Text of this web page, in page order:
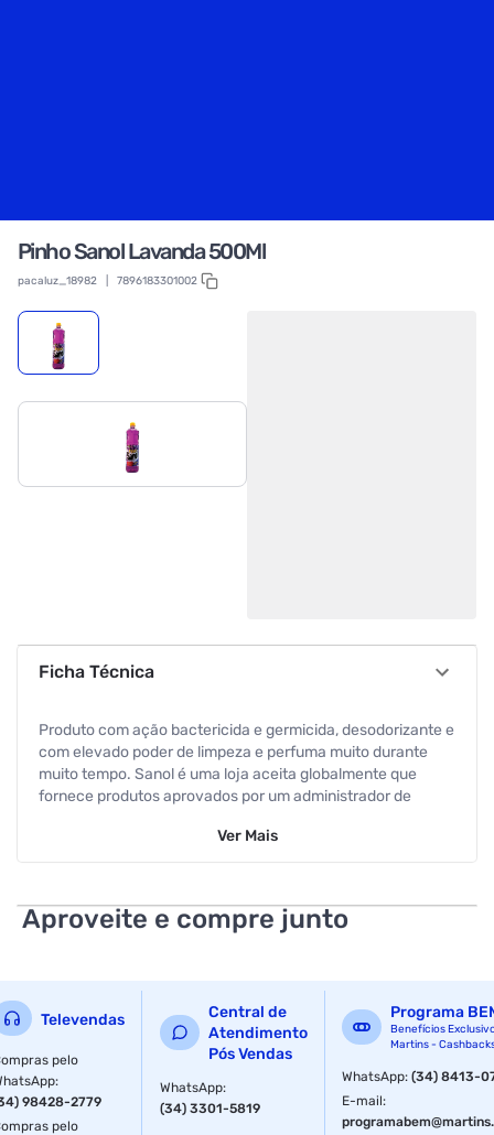
Pinho Sanol Lavanda 500Ml
pacaluz_18982 7896183301002
Ficha Técnica
Produto com ação bactericida e germicida, desodorizante e
com elevado poder de limpeza e perfuma muito durante
muito tempo. Sanol é uma loja aceita globalmente que
fornece produtos aprovados por um administrador de
Ver Mais
Aproveite e compre junto
Televendas
pelo
:
98428-2779
pelo
Central de
Atendimento
Pós Vendas
WhatsApp:
(34) 3301-5819
Programa
Benefícios
Martins -
WhatsApp:(34) 8413-
E-mail: